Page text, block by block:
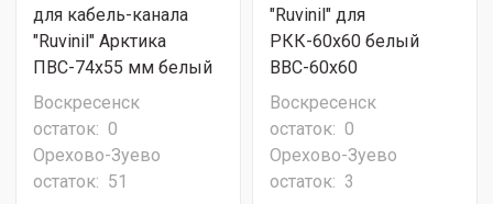
для кабель-канала
"Ruvinil" Арктика
ПВС-74х55 мм белый
Воскресенск
остаток: 0
Орехово-Зуево
остаток: 51
"Ruvinil" для
РКК-60х60 белый
ВВС-60х60
Воскресенск
остаток: 0
Орехово-Зуево
остаток: 3